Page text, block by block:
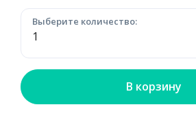
Выберите количество:
В корзину